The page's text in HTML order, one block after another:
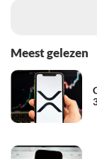
Meest gelezen